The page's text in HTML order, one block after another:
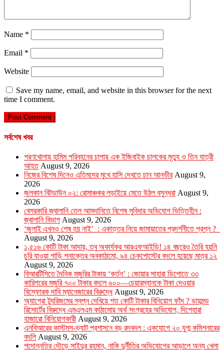
Name *
Email *
Website
Save my name, email, and website in this browser for the next
time I comment.
সর্বশেষ খবর
শরণখোলায় হামিম পরিবহনের চাপায় এক ইজিবাইক চালকের মৃত্যু ও তিন যাত্রী
আহত August 9, 2026
নিজের বিশেষ দিনেও এতিমদের মুখে হাসি দেখতে চান আনভীর August 9,
2026
জুলকান বিটডাউন ০২: রোমাঞ্চকর লড়াইয়ে মেতে উঠল বসুন্ধরা August 9,
2026
বেসরকারি জ্বালানি তেল আমদানিতে বিশেষ সুবিধার অভিযোগ ভিত্তিহীন :
জ্বালানি বিভাগ August 9, 2026
‘জুলাই এখনও শেষ হয় নাই’ : একাত্তর নিয়ে জামায়াতের প্রদর্শনীতে প্রশ্ন ?
August 9, 2026
১,৫১৬ কোটি টাকা আদায়, তবু অকার্যকর আরএফআইডি! ১৪ বছরেও তৈরি হয়নি
চুরি যাওয়া গাড়ি শনাক্তের অবকাঠামো, ৯৪ চেকপোস্টের বদলে হয়েছে মাত্র ১২
August 9, 2026
বিআরটিসিতে দৈনিক মজুরির টাকায় ‘কর্তন’ : জোয়ার সাহারা ডিপোতে ৩৩
কারিগরের মজুরি ৭০০ টাকার বদলে ৬০০—চেয়ারম্যানকে টাকা দেওয়ার
বিস্ফোরক দাবি ম্যানেজারের বিরুদ্ধে August 9, 2026
অ্যাগ্রো ট্যুরিজমের স্বপ্ন দেখিয়ে শত কোটি টাকার বিনিয়োগ ফাঁদ ? ডায়মন্ড
রিসোর্টের বিরুদ্ধে এমএলএম কাঠামোয় অর্থ সংগ্রহের অভিযোগ, দিশেহারা
হাজারো বিনিয়োগকারী August 9, 2026
এনবিআরের কাস্টমস-ভ্যাট প্রশাসনে বড় রদবদল : একযোগে ২০ যুগ্ম কমিশনারের
বদলি August 9, 2026
পদোন্নতির দৌড়ে সাইদুর রহমান, নাকি দুর্নীতির অভিযোগের আড়ালে অন্য খেলা